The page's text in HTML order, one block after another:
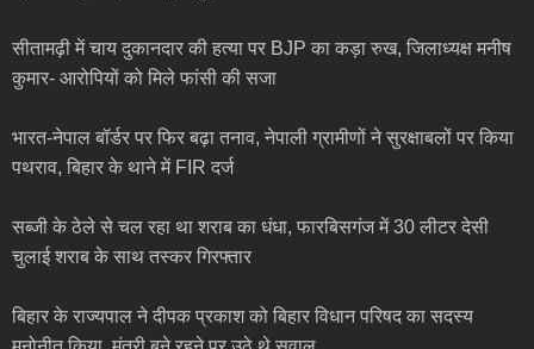
सीतामढ़ी में चाय दुकानदार की हत्या पर BJP का कड़ा रुख, जिलाध्यक्ष मनीष
कुमार- आरोपियों को मिले फांसी की सजा
भारत-नेपाल बॉर्डर पर फिर बढ़ा तनाव, नेपाली ग्रामीणों ने सुरक्षाबलों पर किया
पथराव, बिहार के थाने में FIR दर्ज
सब्जी के ठेले से चल रहा था शराब का धंधा, फारबिसगंज में 30 लीटर देसी
चुलाई शराब के साथ तस्कर गिरफ्तार
बिहार के राज्यपाल ने दीपक प्रकाश को बिहार विधान परिषद का सदस्य